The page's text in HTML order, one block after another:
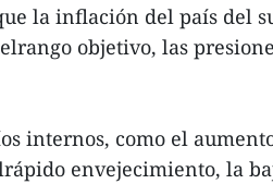
la inflación del país del
objetivo, las
internos, como el
envejecimiento, la